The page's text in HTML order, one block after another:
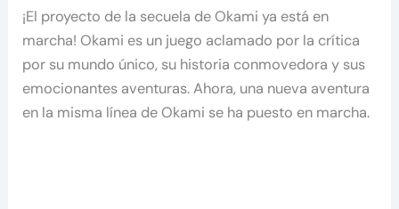
¡El proyecto de la secuela de Okami ya está en
marcha! Okami es un juego aclamado por la crítica
por su mundo único, su historia conmovedora y sus
emocionantes aventuras. Ahora, una nueva aventura
en la misma línea de Okami se ha puesto en marcha.